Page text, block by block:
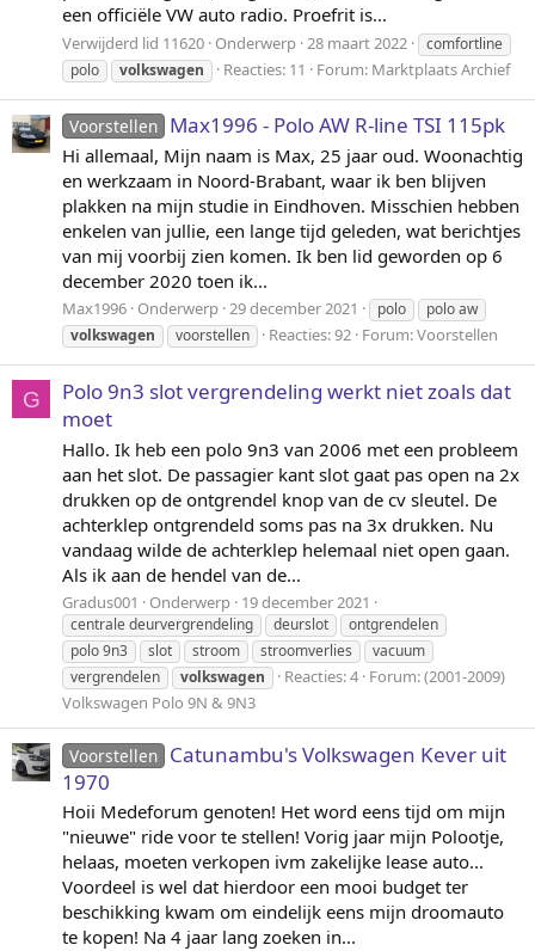
een officiële VW auto radio. Proefrit is...
Verwijderd lid 11620 Onderwerp 28 maart 2022
comfortline
polo
volkswagen Reacties: 11 Forum: Marktplaats Archief
Voorstellen Max1996 - Polo AW R-line TSI 115pk
Hi allemaal, Mijn naam is Max, 25 jaar oud. Woonachtig
en werkzaam in Noord-Brabant, waar ik ben blijven
plakken na mijn studie in Eindhoven. Misschien hebben
enkelen van jullie, een lange tijd geleden, wat berichtjes
van mij voorbij zien komen. Ik ben lid geworden op 6
december 2020 toen ik...
Max1996 Onderwerp 29 december 2021 polo
polo aw
volkswagen
voorstellen Reacties: 92 Forum:Voorstellen
G
Polo 9n3 slot vergrendeling werkt niet zoals dat
moet
Hallo. Ik heb een polo 9n3 van 2006 met een probleem
aan het slot. De passagier kant slot gaat pas open na 2x
drukken op de ontgrendel knop van de cv sleutel. De
achterklep ontgrendeld soms pas na 3x drukken. Nu
vandaag wilde de achterklep helemaal niet open gaan.
Als ik aan de hendel van de...
Gradus001 Onderwerp 19 december 2021
centrale deurvergrendeling deurslot
ontgrendelen
polo 9n3
slot stroom stroomverlies
vacuum
vergrendelen
volkswagen Reacties: 4 Forum:(2001-2009)
Volkswagen Polo 9N & 9N3
Voorstellen Catunambu's Volkswagen Kever uit
1970
Hoii Medeforum genoten! Het word eens tijd om mijn
"nieuwe" ride voor te stellen! Vorig jaar mijn Polootje,
helaas, moeten verkopen ivm zakelijke lease auto...
Voordeel is wel dat hierdoor een mooi budget ter
beschikking kwam om eindelijk eens mijn droomauto
te kopen! Na 4 jaar lang zoeken in...